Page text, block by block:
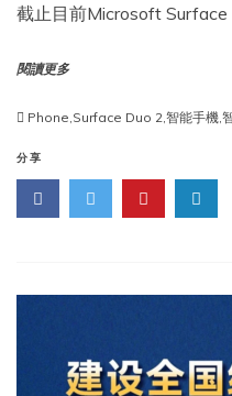
截止目前Microsoft
閱讀更多
Phone,Surface Duo 2,智能手機,
分享